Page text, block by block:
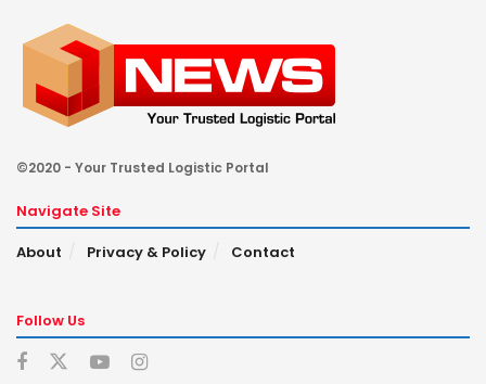
©2020 - Your Trusted Logistic Portal
Navigate Site
About
Privacy & Policy Contact
Follow Us